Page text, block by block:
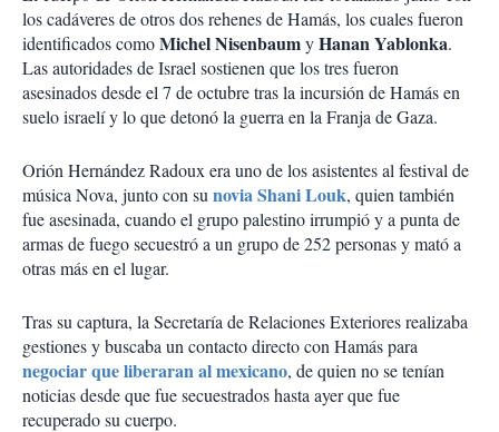
los cadáveres de otros dos rehenes de Hamás, los cuales fueron
identificados comoMichel NisenbaumyHanan Yablonka.
Las autoridades de Israel sostienen que los tres fueron
asesinados desde el 7 de octubre tras la incursión de Hamás en
suelo israelí y lo que detonó la guerra en la Franja de Gaza.
Orión Hernández Radoux era uno de los asistentes al festival de
música Nova, junto con su novia Shani Louk, quien también
fue asesinada, cuando el grupo palestino irrumpió y a punta de
armas de fuego secuestró a un grupo de 252 personas y mató a
otras más en el lugar.
Tras su captura, la Secretaría de Relaciones Exteriores realizaba
gestiones y buscaba un contacto directo con Hamás para
negociar que liberaran al mexicano, de quien no se tenían
noticias desde que fue secuestrados hasta ayer que fue
recuperado su cuerpo.